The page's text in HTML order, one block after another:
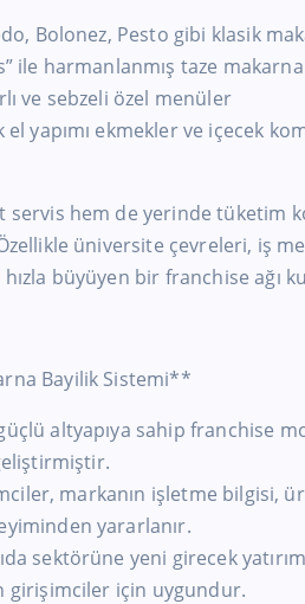
Bolonez, Pesto gibi klasik
ile harmanlanmış taze
ve sebzeli özel menüler
yapımı ekmekler ve içecek
servis hem de yerinde tüketim
üniversite çevreleri, iş
büyüyen bir franchise ağı
Bayilik Sistemi**
altyapıya sahip franchise
markanın işletme bilgisi,
yararlanır.
sektörüne yeni girecek
girişimciler için uygundur.